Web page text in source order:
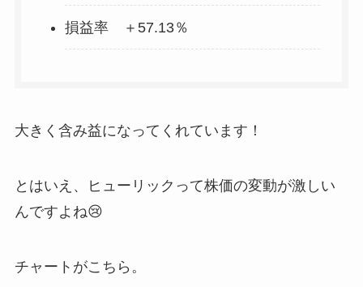
損益率 ＋57.13％
大きく含み益になってくれています！
とはいえ、ヒューリックって株価の変動が激しい
んですよね😢
チャートがこちら。